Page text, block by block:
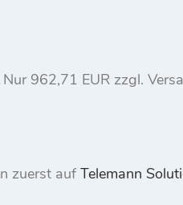
962,71 EUR zzgl.
zuerst aufTelemann